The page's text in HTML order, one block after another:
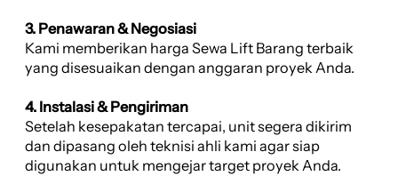
3. Penawaran & Negosiasi
Kami memberikan harga Sewa Lift Barang terbaik
yang disesuaikan dengan anggaran proyek Anda.
4. Instalasi & Pengiriman
Setelah kesepakatan tercapai, unit segera dikirim
dan dipasang oleh teknisi ahli kami agar siap
digunakan untuk mengejar target proyek Anda.